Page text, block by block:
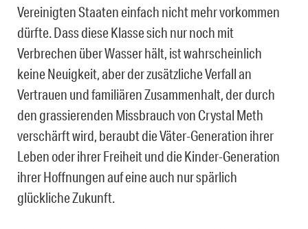
Vereinigten Staaten einfach nicht mehr vorkommen
dürfte. Dass diese Klasse sich nur noch mit
Verbrechen über Wasser hält, ist wahrscheinlich
keine Neuigkeit, aber der zusätzliche Verfall an
Vertrauen und familiären Zusammenhalt, der durch
den grassierenden Missbrauch von Crystal Meth
verschärft wird, beraubt die Väter-Generation ihrer
Leben oder ihrer Freiheit und die Kinder-Generation
ihrer Hoffnungen auf eine auch nur spärlich
glückliche Zukunft.